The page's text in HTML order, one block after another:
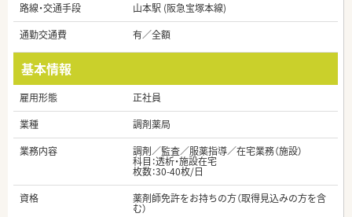
路線・交通手段
山本駅 (阪急宝塚本線)
通勤交通費
有／全額
基本情報
雇用形態
正社員
業種
調剤薬局
業務内容
調剤／監査／服薬指導／在宅業務（施設）
科目：透析・施設在宅
枚数：30-40枚/日
資格
薬剤師免許をお持ちの方（取得見込みの方を含
む）